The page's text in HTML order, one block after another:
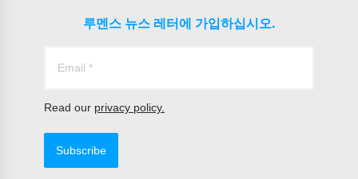
루멘스 뉴스 레터에 가입하십시오.
Read our privacy policy.
Subscribe